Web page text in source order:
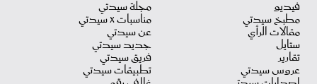
فيديو
مطبخ سيدتي
مقالات الرأي
ستايل
تقارير
عروس سيدتي
مجلة سيدتي
مناسبات X سيدتي
عن سيدتي
جديد سيدتي
فريق سيدتي
تطبيقات سيدتي